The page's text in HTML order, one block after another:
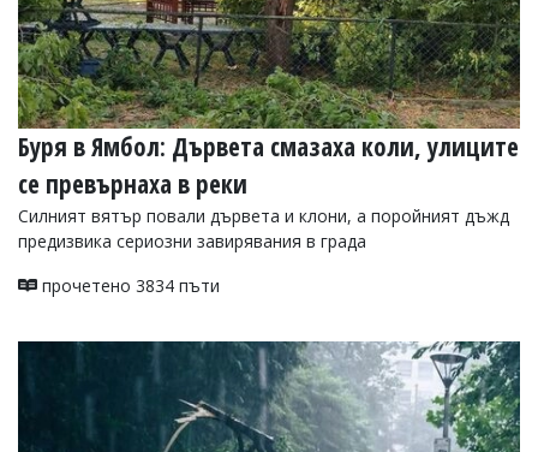
Буря в Ямбол: Дървета смазаха коли, улиците
се превърнаха в реки
Силният вятър повали дървета и клони, а поройният дъжд
предизвика сериозни завирявания в града
прочетено 3834 пъти